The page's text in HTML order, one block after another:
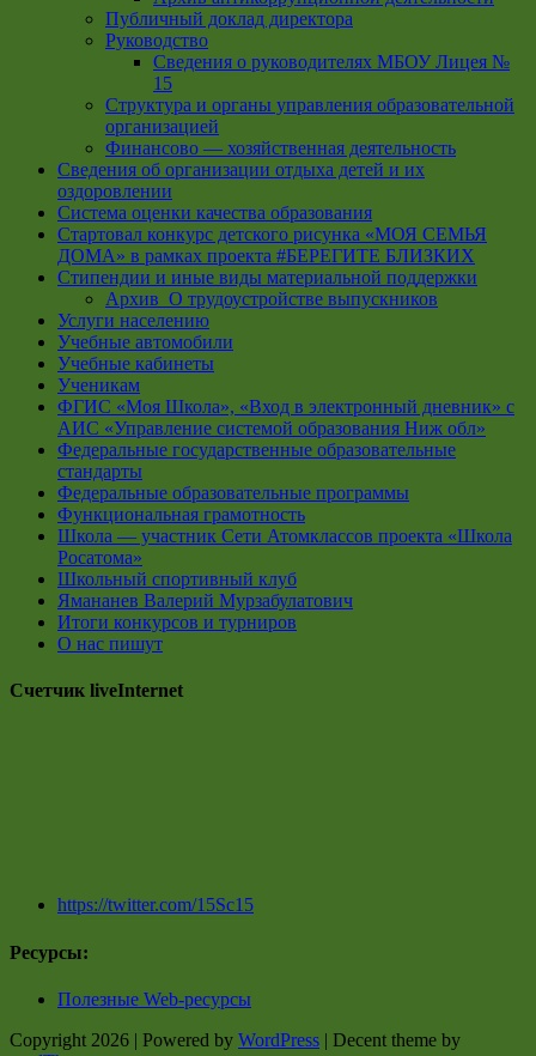
Публичный доклад директора
Руководство
Cведения о руководителях МБОУ Лицея №
15
Структура и органы управления образовательной
организацией
Финансово — хозяйственная деятельность
Сведения об организации отдыха детей и их
оздоровлении
Система оценки качества образования
Стартовал конкурс детского рисунка «МОЯ СЕМЬЯ
ДОМА» в рамках проекта #БЕРЕГИТЕ БЛИЗКИХ
Стипендии и иные виды материальной поддержки
Архив_О трудоустройстве выпускников
Услуги населению
Учебные автомобили
Учебные кабинеты
Ученикам
ФГИС «Моя Школа», «Вход в электронный дневник» с
АИС «Управление системой образования Ниж обл»
Федеральные государственные образовательные
стандарты
Федеральные образовательные программы
Функциональная грамотность
Школа — участник Сети Атомклассов проекта «Школа
Росатома»
Школьный спортивный клуб
Ямананев Валерий Мурзабулатович
Итоги конкурсов и турниров
О нас пишут
Счетчик liveInternet
https://twitter.com/15Sc15
Ресурсы:
Полезные Web-ресурсы
Copyright 2026 | Powered by WordPress | Decent theme by